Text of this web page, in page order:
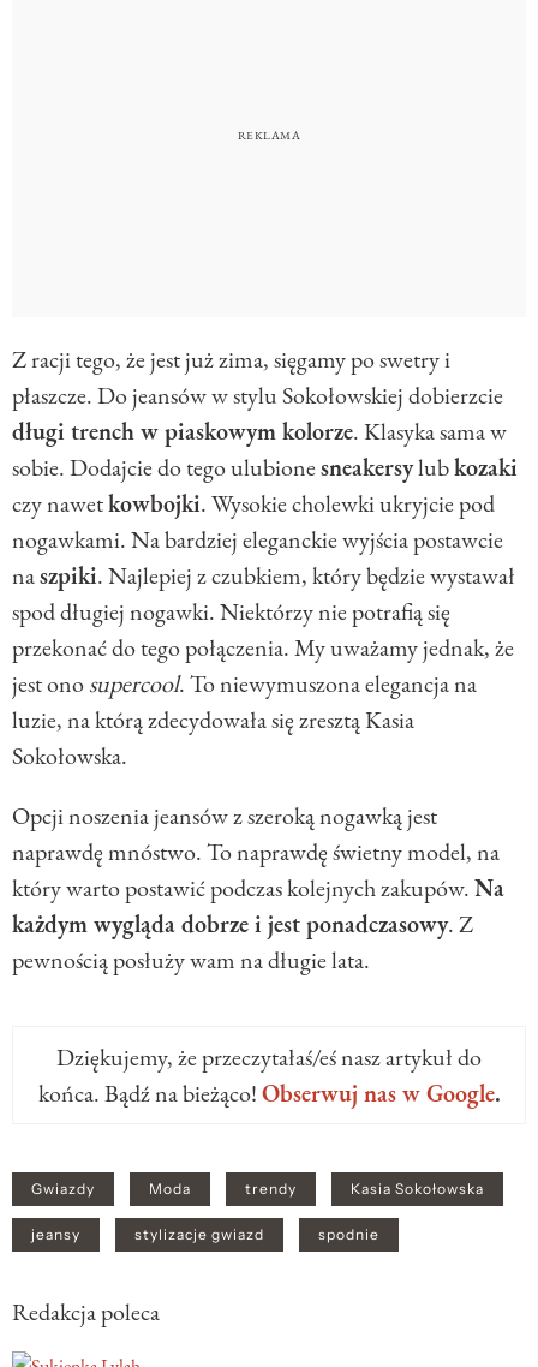
Z racji tego, że jest już zima, sięgamy po swetry i
płaszcze. Do jeansów w stylu Sokołowskiej dobierzcie
długi trench w piaskowym kolorze. Klasyka sama w
sobie. Dodajcie do tego ulubionesneakersylubkozaki
czy nawetkowbojki. Wysokie cholewki ukryjcie pod
nogawkami. Na bardziej eleganckie wyjścia postawcie
naszpiki. Najlepiej z czubkiem, który będzie wystawał
spod długiej nogawki. Niektórzy nie potrafią się
przekonać do tego połączenia. My uważamy jednak, że
jest onosupercool. To niewymuszona elegancja na
luzie, na którą zdecydowała się zresztą Kasia
Sokołowska.
Opcji noszenia jeansów z szeroką nogawką jest
naprawdę mnóstwo. To naprawdę świetny model, na
który warto postawić podczas kolejnych zakupów.Na
każdym wygląda dobrze i jest ponadczasowy. Z
pewnością posłuży wam na długie lata.
Dziękujemy, że przeczytałaś/eś nasz artykuł do
końca. Bądź na bieżąco!Obserwuj nas w Google.
Gwiazdy Moda trendy Kasia Sokołowska
jeansy stylizacje gwiazd spodnie
Redakcja poleca